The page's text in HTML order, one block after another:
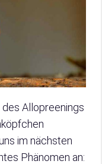
Allopreenings
im nächsten
Phänomen an: